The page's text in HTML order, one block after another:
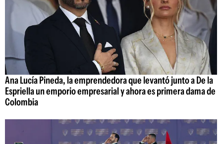
Ana Lucía Pineda, la emprendedora que levantó junto a De la
Espriella un emporio empresarial y ahora es primera dama de
Colombia